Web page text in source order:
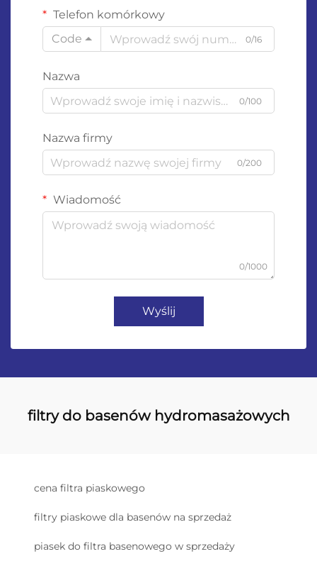
Telefon komórkowy
Code
0/16
Nazwa
0/100
Nazwa firmy
0/200
Wiadomość
0/1000
Wyślij
filtry do basenów hydromasażowych
cena filtra piaskowego
filtry piaskowe dla basenów na sprzedaż
piasek do filtra basenowego w sprzedaży